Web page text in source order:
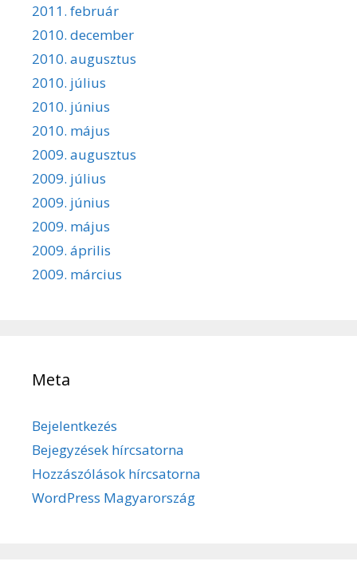
2011. február
2010. december
2010. augusztus
2010. július
2010. június
2010. május
2009. augusztus
2009. július
2009. június
2009. május
2009. április
2009. március
Meta
Bejelentkezés
Bejegyzések hírcsatorna
Hozzászólások hírcsatorna
WordPress Magyarország